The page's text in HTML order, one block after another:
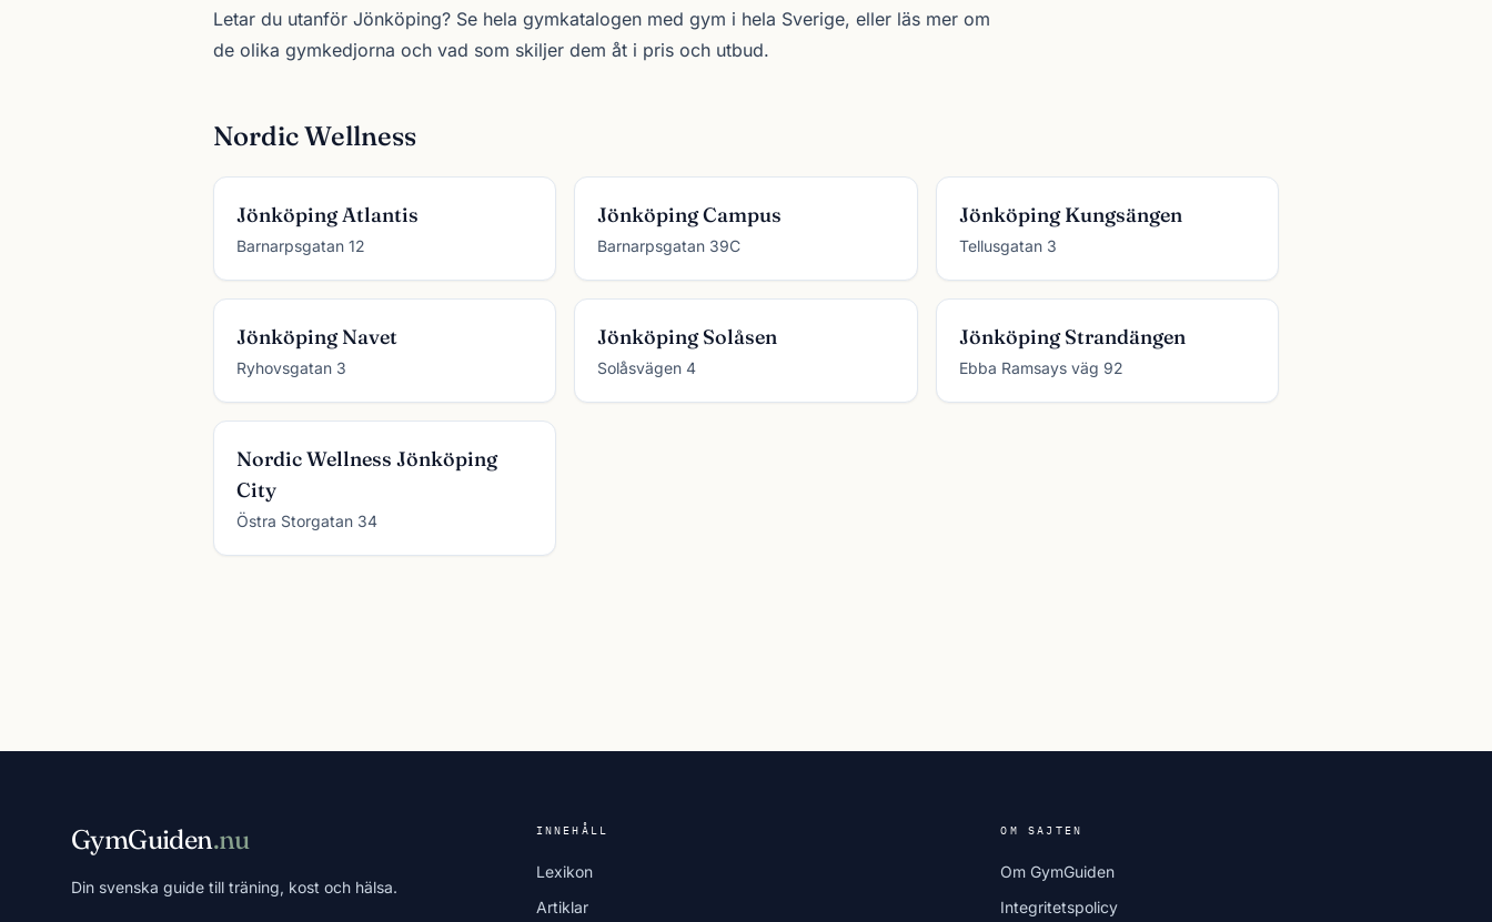
Letar du utanför Jönköping? Se hela gymkatalogen med gym i hela Sverige, eller läs mer om
de olika gymkedjorna och vad som skiljer dem åt i pris och utbud.
Nordic Wellness
Jönköping Atlantis
Barnarpsgatan 12
Jönköping Campus
Barnarpsgatan 39C
Jönköping Kungsängen
Tellusgatan 3
Jönköping Navet
Ryhovsgatan 3
Jönköping Solåsen
Solåsvägen 4
Jönköping Strandängen
Ebba Ramsays väg 92
Nordic Wellness Jönköping
City
Östra Storgatan 34
GymGuiden.nu
Din svenska guide till träning, kost och hälsa.
INNEHÅLL
Lexikon
Artiklar
OM SAJTEN
Om GymGuiden
Integritetspolicy